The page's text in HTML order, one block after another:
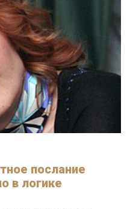
послание
в логике